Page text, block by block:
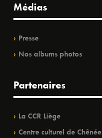
Médias
Presse
Nos albums photos
Partenaires
La CCR Liège
Centre culturel de Chênée